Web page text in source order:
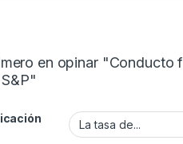
en opinar "Conducto